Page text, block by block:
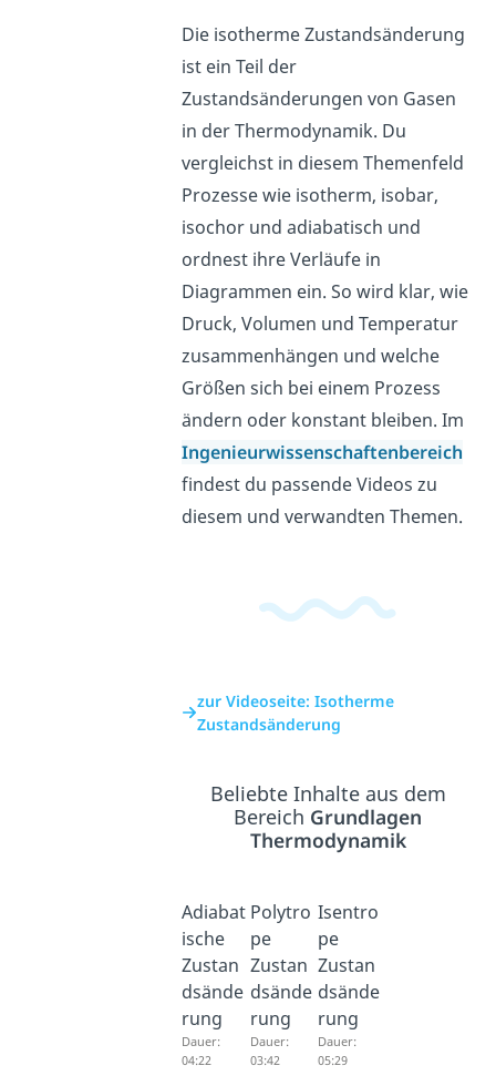
Die isotherme Zustandsänderung
ist ein Teil der
Zustandsänderungen von Gasen
in der Thermodynamik. Du
vergleichst in diesem Themenfeld
Prozesse wie isotherm, isobar,
isochor und adiabatisch und
ordnest ihre Verläufe in
Diagrammen ein. So wird klar, wie
Druck, Volumen und Temperatur
zusammenhängen und welche
Größen sich bei einem Prozess
ändern oder konstant bleiben. Im
Ingenieurwissenschaftenbereich
findest du passende Videos zu
diesem und verwandten Themen.
zur Videoseite: Isotherme
Zustandsänderung
Beliebte Inhalte aus dem
Bereich Grundlagen
Thermodynamik
Adiabat
ische
Zustan
dsände
rung
Dauer:
04:22
Polytro
pe
Zustan
dsände
rung
Dauer:
03:42
Isentro
pe
Zustan
dsände
rung
Dauer:
05:29